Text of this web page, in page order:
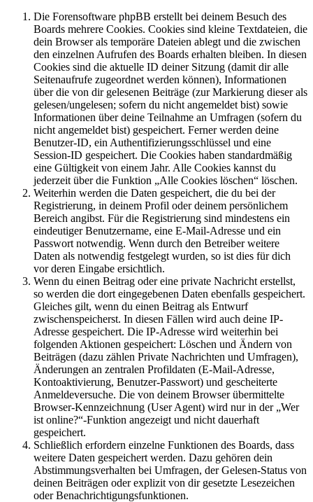
Die Forensoftware phpBB erstellt bei deinem Besuch des
Boards mehrere Cookies. Cookies sind kleine Textdateien, die
dein Browser als temporäre Dateien ablegt und die zwischen
den einzelnen Aufrufen des Boards erhalten bleiben. In diesen
Cookies sind die aktuelle ID deiner Sitzung (damit dir alle
Seitenaufrufe zugeordnet werden können), Informationen
über die von dir gelesenen Beiträge (zur Markierung dieser als
gelesen/ungelesen; sofern du nicht angemeldet bist) sowie
Informationen über deine Teilnahme an Umfragen (sofern du
nicht angemeldet bist) gespeichert. Ferner werden deine
Benutzer-ID, ein Authentifizierungsschlüssel und eine
Session-ID gespeichert. Die Cookies haben standardmäßig
eine Gültigkeit von einem Jahr. Alle Cookies kannst du
jederzeit über die Funktion „Alle Cookies löschen“ löschen.
Weiterhin werden die Daten gespeichert, die du bei der
Registrierung, in deinem Profil oder deinem persönlichem
Bereich angibst. Für die Registrierung sind mindestens ein
eindeutiger Benutzername, eine E-Mail-Adresse und ein
Passwort notwendig. Wenn durch den Betreiber weitere
Daten als notwendig festgelegt wurden, so ist dies für dich
vor deren Eingabe ersichtlich.
Wenn du einen Beitrag oder eine private Nachricht erstellst,
so werden die dort eingegebenen Daten ebenfalls gespeichert.
Gleiches gilt, wenn du einen Beitrag als Entwurf
zwischenspeicherst. In diesen Fällen wird auch deine IP-
Adresse gespeichert. Die IP-Adresse wird weiterhin bei
folgenden Aktionen gespeichert: Löschen und Ändern von
Beiträgen (dazu zählen Private Nachrichten und Umfragen),
Änderungen an zentralen Profildaten (E-Mail-Adresse,
Kontoaktivierung, Benutzer-Passwort) und gescheiterte
Anmeldeversuche. Die von deinem Browser übermittelte
Browser-Kennzeichnung (User Agent) wird nur in der „Wer
ist online?“-Funktion angezeigt und nicht dauerhaft
gespeichert.
Schließlich erfordern einzelne Funktionen des Boards, dass
weitere Daten gespeichert werden. Dazu gehören dein
Abstimmungsverhalten bei Umfragen, der Gelesen-Status von
deinen Beiträgen oder explizit von dir gesetzte Lesezeichen
oder Benachrichtigungsfunktionen.